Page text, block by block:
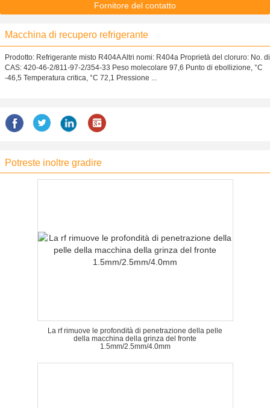
Fornitore del contatto
Macchina di recupero refrigerante
Prodotto: Refrigerante misto R404A Altri nomi: R404a Proprietà del cloruro: No. di
CAS: 420-46-2/811-97-2/354-33 Peso molecolare 97,6 Punto di ebollizione, °C
-46,5 Temperatura critica, °C 72,1 Pressione ...
Potreste inoltre gradire
La rf rimuove le profondità di penetrazione della pelle
della macchina della grinza del fronte
1.5mm/2.5mm/4.0mm